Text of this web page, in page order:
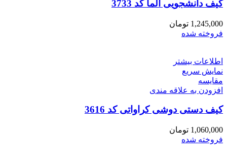
کیف دانشجویی الما کد 3733
1,245,000 تومان
فروخته شده
اطلاعات بیشتر
نمایش سریع
مقايسه
افزودن به علاقه مندی
کیف دستی دوشی کراواتی کد 3616
1,060,000 تومان
فروخته شده